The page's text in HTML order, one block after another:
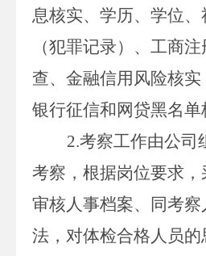
息核实、学历、学位
（犯罪记录）、工商
查、金融信用风险核
银行征信和网贷黑名单
2.考察工作由公司
考察，根据岗位要求，
审核人事档案、同考
法，对体检合格人员的